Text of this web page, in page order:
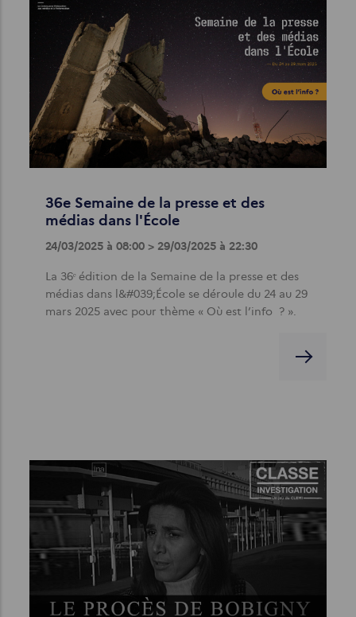
36e Semaine de la presse et des
médias dans l'École
24/03/2025 à 08:00 > 29/03/2025 à 22:30
La 36ᵉ édition de la Semaine de la presse et des
médias dans l&#039;École se déroule du 24 au 29
mars 2025 avec pour thème « Où est l’info ? ».